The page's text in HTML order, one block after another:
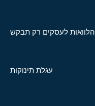
הלוואות לעסקים רק תבקש
עגלת תינוקות